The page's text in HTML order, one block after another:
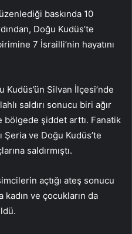
baskında 10
Doğu Kudüs’te
7 İsrailli’nin hayatını
Kudüs’ün Silvan İlçesi’nde
saldırı sonucu biri ağır
bölgede şiddet arttı. Fanatik
ve Doğu Kudüs’te
saldırmıştı.
açtığı ateş sonucu
kadın ve çocukların da